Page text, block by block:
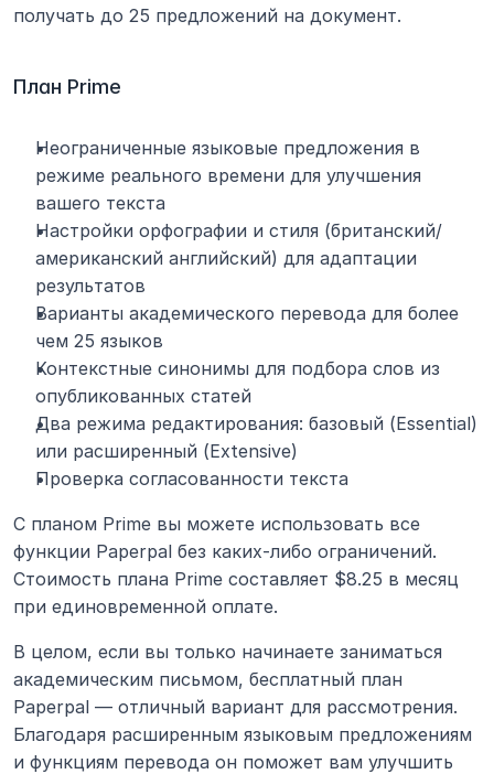
получать до 25 предложений на документ.
План Prime
Неограниченные языковые предложения в
режиме реального времени для улучшения
вашего текста
Настройки орфографии и стиля (британский/
американский английский) для адаптации
результатов
Варианты академического перевода для более
чем 25 языков
Контекстные синонимы для подбора слов из
опубликованных статей
Два режима редактирования: базовый (Essential)
или расширенный (Extensive)
Проверка согласованности текста
С планом Prime вы можете использовать все
функции Paperpal без каких-либо ограничений.
Стоимость плана Prime составляет $8.25 в месяц
при единовременной оплате.
В целом, если вы только начинаете заниматься
академическим письмом, бесплатный план
Paperpal — отличный вариант для рассмотрения.
Благодаря расширенным языковым предложениям
и функциям перевода он поможет вам улучшить